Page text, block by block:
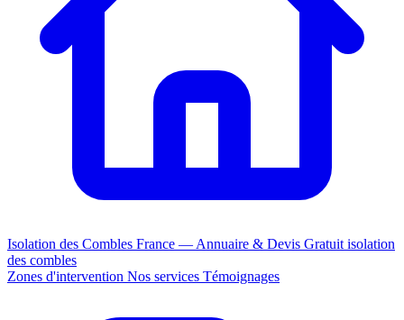
Isolation des Combles France — Annuaire & Devis Gratuit isolation
des combles
Zones d'intervention Nos services Témoignages